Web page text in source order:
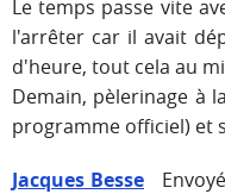
Le temps passe vite
l'arrêter car il avait
d'heure, tout cela au
Demain, pèlerinage à
programme officiel) et
Jacques Besse